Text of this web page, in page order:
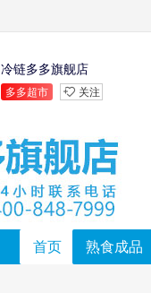
冷链多多旗舰店
多多超市 关注
首页 熟食成品